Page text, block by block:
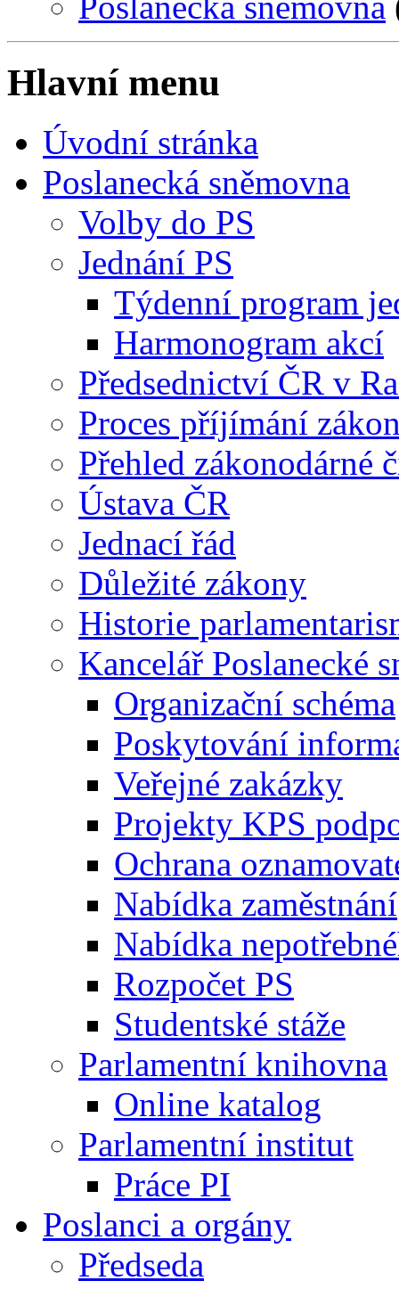
Hlavní menu
Úvodní stránka
Poslanecká sněmovna
Volby do PS
Jednání PS
Týdenní program
Harmonogram akcí
Předsednictví ČR v
Proces příjímání
Přehled zákonodárné
Ústava ČR
Jednací řád
Důležité zákony
Historie
Kancelář Poslanecké
Organizační schéma
Poskytování
Veřejné zakázky
Projekty KPS
Ochrana
Nabídka zaměstnání
Nabídka
Rozpočet PS
Studentské stáže
Parlamentní knihovna
Online katalog
Parlamentní institut
Práce PI
Poslanci a orgány
Předseda